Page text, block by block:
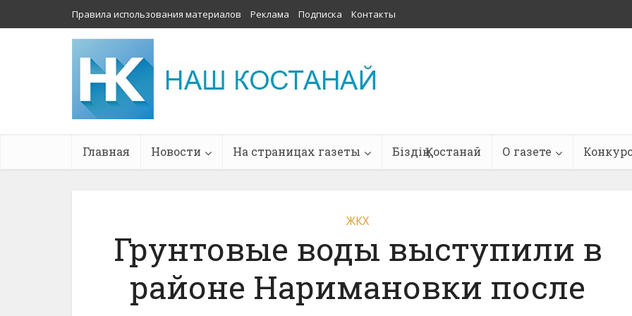
Правила использования материалов Реклама Подписка Контакты
Главная Новости На страницах газеты Біздің Қостанай О газете
ЖКХ
Грунтовые воды выступили в
районе Наримановки после